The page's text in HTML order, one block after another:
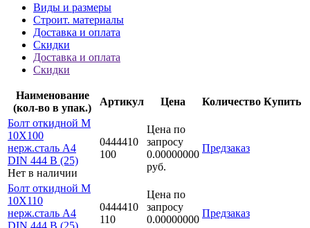
Виды и размеры
Строит. материалы
Доставка и оплата
Скидки
Доставка и оплата
Скидки
Наименование
(кол-во в упак.)
Артикул Цена Количество Купить
Болт откидной M
10Х100
нерж.сталь A4
DIN 444 B (25)
Нет в наличии
0444410
100
Цена по
запросу
0.00000000
руб.
Предзаказ
Болт откидной M
10Х110
нерж.сталь A4
DIN 444 B (25)
0444410
110
Цена по
запросу
0.00000000
Предзаказ